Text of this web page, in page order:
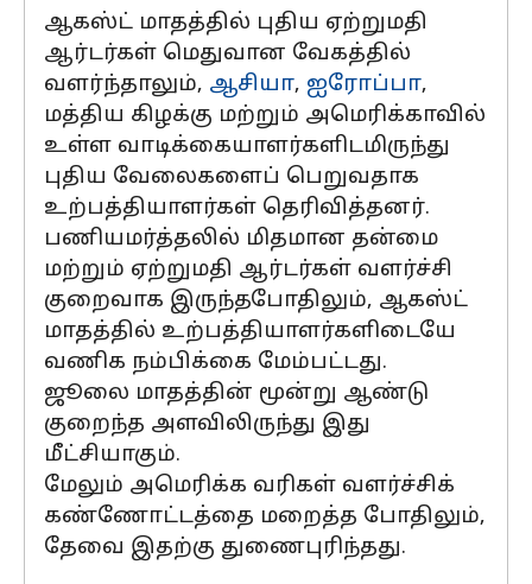
ஆகஸ்ட் மாதத்தில் புதிய ஏற்றுமதி
ஆர்டர்கள் மெதுவான வேகத்தில்
வளர்ந்தாலும், ஆசியா, ஐரோப்பா,
மத்திய கிழக்கு மற்றும் அமெரிக்காவில்
உள்ள வாடிக்கையாளர்களிடமிருந்து
புதிய வேலைகளைப் பெறுவதாக
உற்பத்தியாளர்கள் தெரிவித்தனர்.
பணியமர்த்தலில் மிதமான தன்மை
மற்றும் ஏற்றுமதி ஆர்டர்கள் வளர்ச்சி
குறைவாக இருந்தபோதிலும், ஆகஸ்ட்
மாதத்தில் உற்பத்தியாளர்களிடையே
வணிக நம்பிக்கை மேம்பட்டது.
ஜூலை மாதத்தின் மூன்று ஆண்டு
குறைந்த அளவிலிருந்து இது
மீட்சியாகும்.
மேலும் அமெரிக்க வரிகள் வளர்ச்சிக்
கண்ணோட்டத்தை மறைத்த போதிலும்,
தேவை இதற்கு துணைபுரிந்தது.